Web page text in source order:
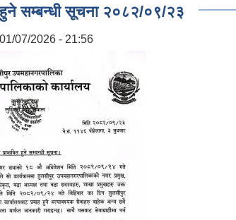
हुने सम्बन्धी सूचना २०८२/०९/२३
07/2026 - 21:56